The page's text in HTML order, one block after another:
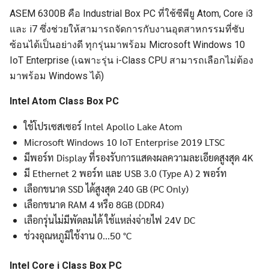
Search
for: Search
ASEM 6300B คือ Industrial Box PC ที่ใช้ซีพียู Atom, Core i3
และ i7 ซึ่งช่วยให้สามารถจัดการกับงานอุตสาหกรรมที่ซับ
ซ้อนได้เป็นอย่างดี ทุกรุ่นมาพร้อม Microsoft Windows 10
IoT Enterprise (เฉพาะรุ่น i-Class CPU สามารถเลือกไม่ต้อง
มาพร้อม Windows ได้)
Intel Atom Class Box PC
ใช้โปรเซสเซอร์ Intel Apollo Lake Atom
Microsoft Windows 10 IoT Enterprise 2019 LTSC
มีพอร์ท Display ที่รองรับการแสดงผลความละเอียดสูงสุด 4K
มี Ethernet 2 พอร์ท และ USB 3.0 (Type A) 2 พอร์ท
เลือกขนาด SSD ได้สูงสุด 240 GB (PC Only)
เลือกขนาด RAM 4 หรือ 8GB (DDR4)
เลือกรุ่นไม่มีพัดลมได้ ใช้แหล่งจ่ายไฟ 24V DC
ช่วงอุณหภูมิใช้งาน 0...50 °C
Intel Core i Class Box PC